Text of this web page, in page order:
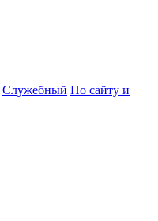
Служебный По сайту и